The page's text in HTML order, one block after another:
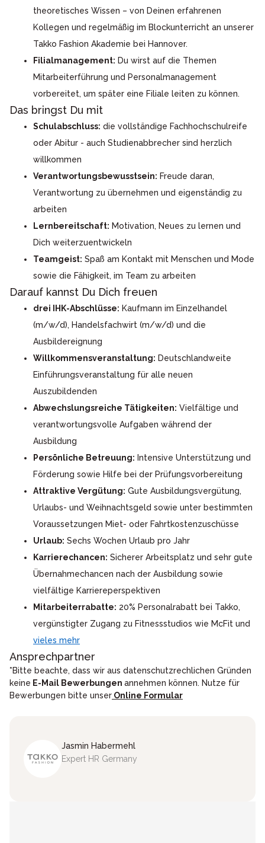
theoretisches Wissen – von Deinen erfahrenen
Kollegen und regelmäßig im Blockunterricht an unserer
Takko Fashion Akademie bei Hannover.
Filialmanagement: Du wirst auf die Themen
Mitarbeiterführung und Personalmanagement
vorbereitet, um später eine Filiale leiten zu können.
Das bringst Du mit
Schulabschluss: die vollständige Fachhochschulreife
oder Abitur - auch Studienabbrecher sind herzlich
willkommen
Verantwortungsbewusstsein: Freude daran,
Verantwortung zu übernehmen und eigenständig zu
arbeiten
Lernbereitschaft: Motivation, Neues zu lernen und
Dich weiterzuentwickeln
Teamgeist: Spaß am Kontakt mit Menschen und Mode
sowie die Fähigkeit, im Team zu arbeiten
Darauf kannst Du Dich freuen
drei IHK-Abschlüsse: Kaufmann im Einzelhandel
(m/w/d), Handelsfachwirt (m/w/d) und die
Ausbildereignung
Willkommensveranstaltung: Deutschlandweite
Einführungsveranstaltung für alle neuen
Auszubildenden
Abwechslungsreiche Tätigkeiten: Vielfältige und
verantwortungsvolle Aufgaben während der
Ausbildung
Persönliche Betreuung: Intensive Unterstützung und
Förderung sowie Hilfe bei der Prüfungsvorbereitung
Attraktive Vergütung: Gute Ausbildungsvergütung,
Urlaubs- und Weihnachtsgeld sowie unter bestimmten
Voraussetzungen Miet- oder Fahrtkostenzuschüsse
Urlaub: Sechs Wochen Urlaub pro Jahr
Karrierechancen: Sicherer Arbeitsplatz und sehr gute
Übernahmechancen nach der Ausbildung sowie
vielfältige Karriereperspektiven
Mitarbeiterrabatte: 20% Personalrabatt bei Takko,
vergünstigter Zugang zu Fitnessstudios wie McFit und
vieles mehr
Ansprechpartner
*Bitte beachte, dass wir aus datenschutzrechlichen Gründen
keine E-Mail Bewerbungen annehmen können. Nutze für
Bewerbungen bitte unser Online Formular
Jasmin Habermehl
Expert HR Germany